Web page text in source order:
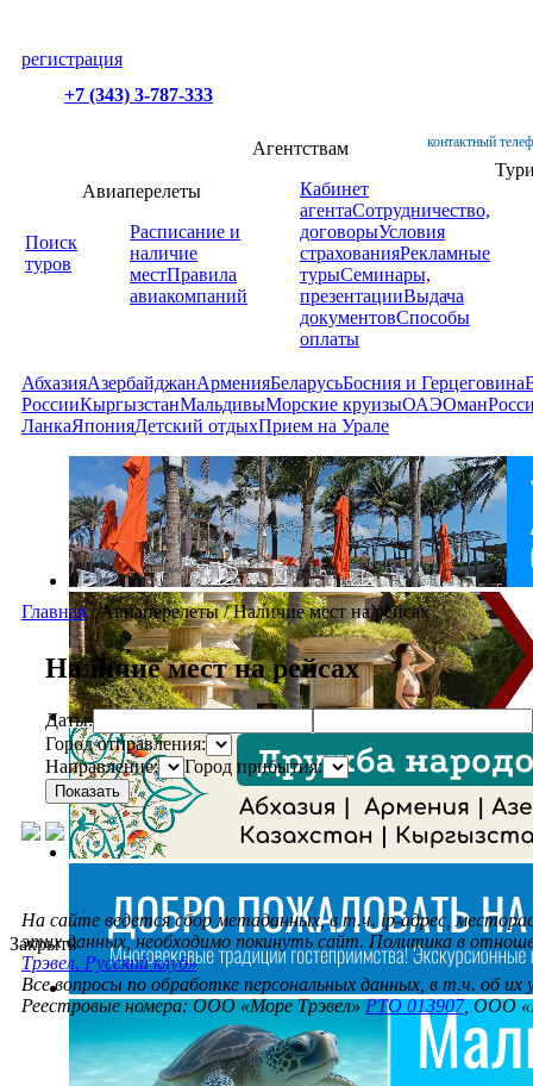
регистрация
+7 (343) 3-787-333
контактный
Поиск
туров
Авиаперелеты
Расписание и
наличие
местПравила
авиакомпаний
Агентствам
Кабинет
агентаСотрудничество,
договорыУсловия
страхованияРекламные
турыСеминары,
презентацииВыдача
документовСпособы
оплаты
АбхазияАзербайджанАрменияБеларусьБосния и Герцеговина
РоссииКыргызстанМальдивыМорские круизыОАЭОман
ЛанкаЯпонияДетский отдыхПрием на Урале
Главная /Авиаперелеты/Наличие мест на рейсах
Наличие мест на рейсах
Даты:
Город отправления:
Направление:
Город прибытия:
Показать
На сайте ведется сбор метаданных, в т.ч. ip-адрес,
этих данных, необходимо покинуть сайт. Политика в
Трэвел. Русский клуб»
Все вопросы по обработке персональных данных, в т.ч. об их
Реестровые номера: ООО «Море Трэвел»РТО 013907, ООО
Закрыть